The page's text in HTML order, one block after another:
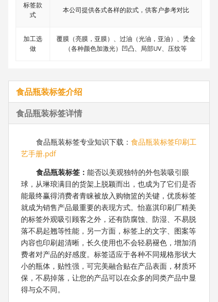
标签款
式
本公司提供各式各样的款式，供客户参考对比
加工选
做
覆膜（亮膜，亚膜）、过油（光油，亚油）、烫金
（各种颜色加激光）凹凸、局部UV、压纹等
食品瓶装标签介绍
食品瓶装标签详情
食品瓶装标签专业知识下载：食品瓶装标签印刷工
艺手册.pdf
食品瓶装标签：能否以美观独特的外包装吸引眼
球，从琳琅满目的货架上脱颖而出，也成为了它们是否
能最终赢得消费者青睐被放入购物篮的关键，优质标签
就成为销售产品最重要的表现方式。怡嘉淇印刷厂精美
的标签外观吸引顾客之外，还有防腐蚀、防湿、不易脱
落不易起翘等性能，另一方面，标签上的文字、图案等
内容也印刷超清晰，长久使用也不会轻易褪色，增加消
费者对产品的好感度。标签适应于各种不同规格形状大
小的瓶体，贴性强，可完美融合贴在产品表面，材质环
保，不易掉落，让您的产品可以在众多的同类产品中显
得与众不同。